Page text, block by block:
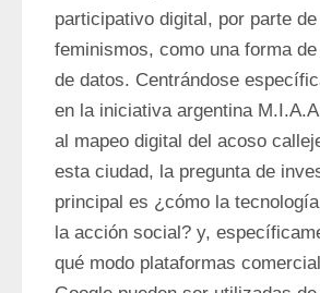
participativo digital, por parte
feminismos, como una forma
de datos. Centrándose
en la iniciativa argentina
al mapeo digital del acoso
esta ciudad, la pregunta de
principal es ¿cómo la
la acción social? y,
qué modo plataformas